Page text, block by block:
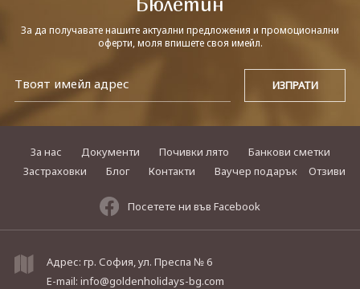
За да получавате нашите актуални предложения и промоционални
оферти, моля впишете своя имейл.
За нас Документи Почивки лято
Банкови сметки
Застраховки
Блог Контакти Ваучер подарък Отзиви
Посетете ни във Facebook
Адрес: гр. София, ул. Преспа № 6
E-mail: info@goldenholidays-bg.com